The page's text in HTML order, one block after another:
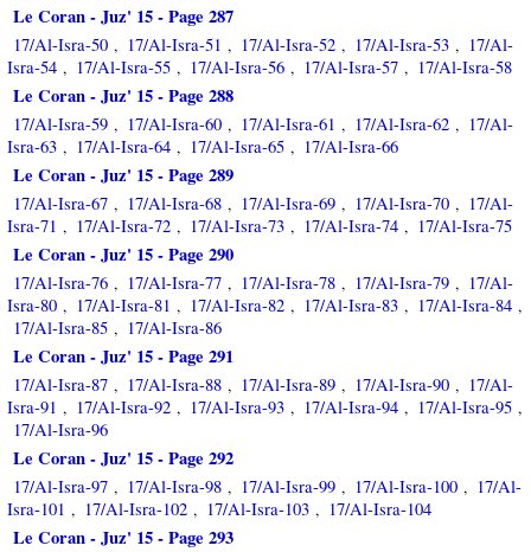
Le Coran - Juz' 15 - Page 287
17/Al-Isra-50 , 17/Al-Isra-51 , 17/Al-Isra-52 , 17/Al-Isra-53 , 17/Al-
Isra-54 , 17/Al-Isra-55 , 17/Al-Isra-56 , 17/Al-Isra-57 , 17/Al-Isra-58
Le Coran - Juz' 15 - Page 288
17/Al-Isra-59 , 17/Al-Isra-60 , 17/Al-Isra-61 , 17/Al-Isra-62 , 17/Al-
Isra-63 , 17/Al-Isra-64 , 17/Al-Isra-65 , 17/Al-Isra-66
Le Coran - Juz' 15 - Page 289
17/Al-Isra-67 , 17/Al-Isra-68 , 17/Al-Isra-69 , 17/Al-Isra-70 , 17/Al-
Isra-71 , 17/Al-Isra-72 , 17/Al-Isra-73 , 17/Al-Isra-74 , 17/Al-Isra-75
Le Coran - Juz' 15 - Page 290
17/Al-Isra-76 , 17/Al-Isra-77 , 17/Al-Isra-78 , 17/Al-Isra-79 , 17/Al-
Isra-80 , 17/Al-Isra-81 , 17/Al-Isra-82 , 17/Al-Isra-83 , 17/Al-Isra-84 ,
17/Al-Isra-85 , 17/Al-Isra-86
Le Coran - Juz' 15 - Page 291
17/Al-Isra-87 , 17/Al-Isra-88 , 17/Al-Isra-89 , 17/Al-Isra-90 , 17/Al-
Isra-91 , 17/Al-Isra-92 , 17/Al-Isra-93 , 17/Al-Isra-94 , 17/Al-Isra-95 ,
17/Al-Isra-96
Le Coran - Juz' 15 - Page 292
17/Al-Isra-97 , 17/Al-Isra-98 , 17/Al-Isra-99 , 17/Al-Isra-100 , 17/Al-
Isra-101 , 17/Al-Isra-102 , 17/Al-Isra-103 , 17/Al-Isra-104
Le Coran - Juz' 15 - Page 293